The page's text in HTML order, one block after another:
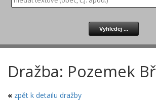
Dražba: Pozemek
« zpět k detailu dražby